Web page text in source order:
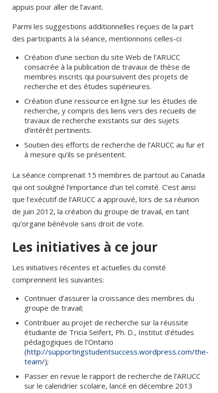
appuis pour aller de l’avant.
Parmi les suggestions additionnelles reçues de la part
des participants à la séance, mentionnons celles-ci:
Création d’une section du site Web de l’ARUCC
consacrée à la publication de travaux de thèse de
membres inscrits qui poursuivent des projets de
recherche et des études supérieures.
Création d’une ressource en ligne sur les études de
recherche, y compris des liens vers des recueils de
travaux de recherche existants sur des sujets
d’intérêt pertinents.
Soutien des efforts de recherche de l’ARUCC au fur et
à mesure qu’ils se présentent.
La séance comprenait 15 membres de partout au Canada
qui ont souligné l’importance d’un tel comité. C’est ainsi
que l’exécutif de l’ARUCC a approuvé, lors de sa réunion
de juin 2012, la création du groupe de travail, en tant
qu’organe bénévole sans droit de vote.
Les initiatives à ce jour
Les initiatives récentes et actuelles du comité
comprennent les suivantes:
Continuer d’assurer la croissance des membres du
groupe de travail;
Contribuer au projet de recherche sur la réussite
étudiante de Tricia Seifert, Ph. D., Institut d'études
pédagogiques de l'Ontario
(http://supportingstudentsuccess.wordpress.com/the-
team/);
Passer en revue le rapport de recherche de l’ARUCC
sur le calendrier scolaire, lancé en décembre 2013